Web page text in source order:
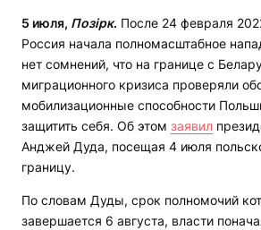
5 июля, Позірк. После 24 февраля
Россия начала полномасштабное
нет сомнений, что на границе с
миграционного кризиса проверяли
мобилизационные способности
защитить себя. Об этом заявил
Анджей Дуда, посещая 4 июля
границу.
По словам Дуды, срок полномочий
завершается 6 августа, власти